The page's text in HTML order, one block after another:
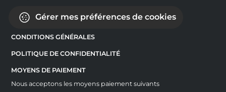
Gérer mes préférences de cookies
CONDITIONS GÉNÉRALES
POLITIQUE DE CONFIDENTIALITÉ
MOYENS DE PAIEMENT
Nous acceptons les moyens paiement suivants